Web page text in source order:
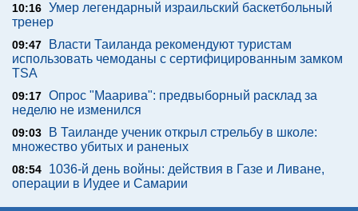
10:16 Умер легендарный израильский баскетбольный
тренер
09:47
Власти Таиланда рекомендуют туристам
использовать чемоданы с сертифицированным замком
TSA
09:17 Опрос "Mаарива": предвыборный расклад за
неделю не изменился
09:03
В Таиланде ученик открыл стрельбу в школе:
множество убитых и раненых
08:54
1036-й день войны: действия в Газе и Ливане,
операции в Иудее и Самарии